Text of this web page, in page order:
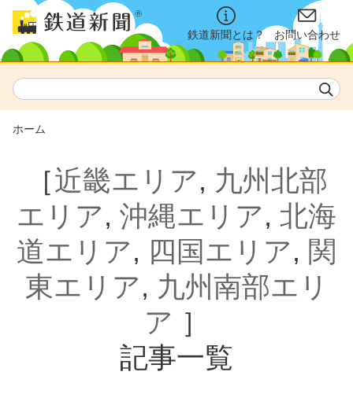
鉄道新聞とは？ お問い合わせ
ホーム
［近畿エリア, 九州北部
エリア, 沖縄エリア, 北海
道エリア, 四国エリア, 関
東エリア, 九州南部エリ
ア ］
記事一覧